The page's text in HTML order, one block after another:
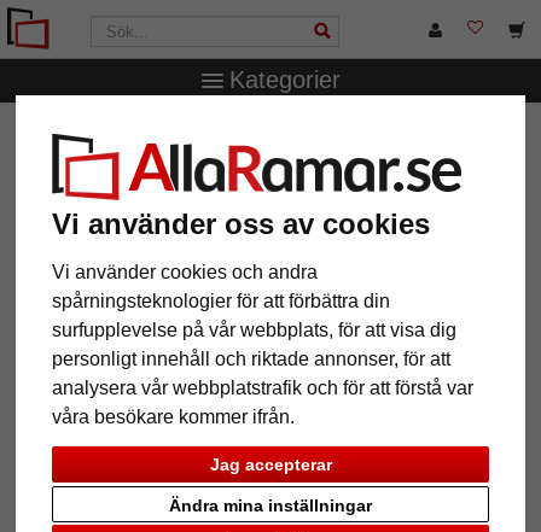
Vi använder oss av cookies
Vi använder cookies och andra
spårningsteknologier för att förbättra din
surfupplevelse på vår webbplats, för att visa dig
personligt innehåll och riktade annonser, för att
analysera vår webbplatstrafik och för att förstå var
våra besökare kommer ifrån.
Jag accepterar
Ändra mina inställningar
Kategorier
AllaRamar.se
för 4 bilder
Juliette galleriram för 4 bilder
Tillbaka
färg: Välj variant